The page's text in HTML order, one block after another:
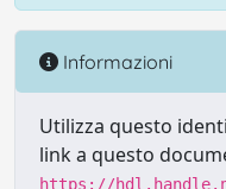
Informazioni
Utilizza questo
link a questo
https://